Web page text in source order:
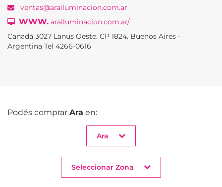
ventas@arailuminacion.com.ar
WWW. arailuminacion.com.ar/
Canadá 3027 Lanus Oeste. CP 1824. Buenos Aires -
Argentina Tel 4266-0616
Podés comprar Ara en:
Ara
Seleccionar Zona